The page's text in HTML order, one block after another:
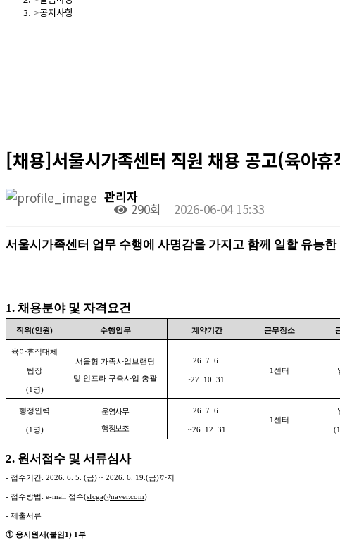
공지사항
[채용]서울시가족센터 직원 채용 공고(육아
관리자
290회 2026-06-04 15:33
서울시가족센터 업무 수행에 사명감을 가지고 함께 일할 유능
1. 채용분야 및 자격요건
직위(인원) 수행업무 계약기간 근무장소
육아휴직대체
팀장
(1명)
서울형 가족사업브랜딩
및 인프라 구축사업 총괄
26. 7. 6.
~27. 10. 31.
1센터
행정인력
(1명)
운영사무
행정보조
26. 7. 6.
~26. 12. 31
1센터
2. 원서접수 및 서류심사
- 접수기간: 2026. 6. 5. (금) ~ 2026. 6. 19.(금)까지
- 접수방법: e-mail 접수(sfcga@naver.com)
- 제출서류
① 응시원서(붙임 1) 1부